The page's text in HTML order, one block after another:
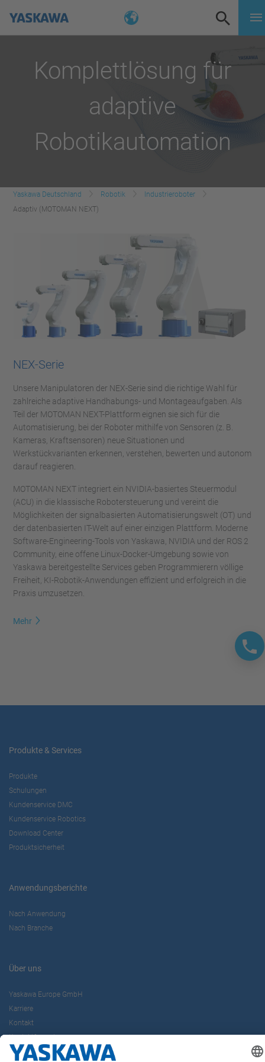
Komplettlösung für
adaptive
Robotikautomation
Yaskawa Deutschland Robotik
Industrieroboter
Adaptiv (MOTOMAN NEXT)
NEX-Serie
Unsere Manipulatoren der NEX-Serie sind die richtige Wahl für
zahlreiche adaptive Handhabungs- und Montageaufgaben. Als
Teil der MOTOMAN NEXT-Plattform eignen sie sich für die
Automatisierung, bei der Roboter mithilfe von Sensoren (z. B.
Kameras, Kraftsensoren) neue Situationen und
Werkstückvarianten erkennen, verstehen, bewerten und autonom
darauf reagieren.
MOTOMAN NEXT integriert ein NVIDIA-basiertes Steuermodul
(ACU) in die klassische Robotersteuerung und vereint die
Möglichkeiten der signalbasierten Automatisierungswelt (OT) und
der datenbasierten IT-Welt auf einer einzigen Plattform. Moderne
Software-Engineering-Tools von Yaskawa, NVIDIA und der ROS 2
Community, eine offene Linux-Docker-Umgebung sowie von
Yaskawa bereitgestellte Services geben Programmierern völlige
Freiheit, KI-Robotik-Anwendungen effizient und erfolgreich in die
Praxis umzusetzen.
Mehr
Produkte & Services
Produkte
Schulungen
Kundenservice DMC
Kundenservice Robotics
Download Center
Produktsicherheit
Anwendungsberichte
Nach Anwendung
Nach Branche
Über uns
Yaskawa Europe GmbH
Karriere
Kontakt
Kontaktformular
Newsletter